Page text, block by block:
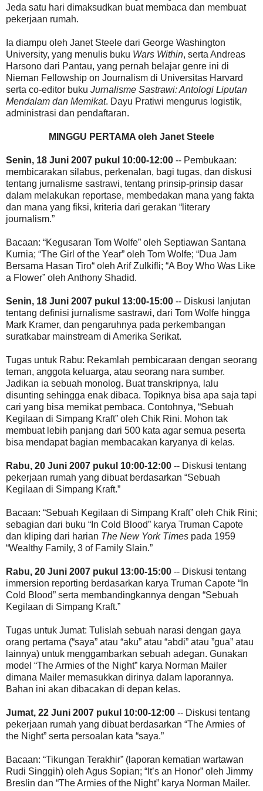
Jeda satu hari dimaksudkan buat membaca dan membuat
pekerjaan rumah.
Ia diampu oleh Janet Steele dari George Washington
University, yang menulis buku Wars Within, serta Andreas
Harsono dari Pantau, yang pernah belajar genre ini di
Nieman Fellowship on Journalism di Universitas Harvard
serta co-editor buku Jurnalisme Sastrawi: Antologi Liputan
Mendalam dan Memikat. Dayu Pratiwi mengurus logistik,
administrasi dan pendaftaran.
MINGGU PERTAMA oleh Janet Steele
Senin, 18 Juni 2007 pukul 10:00-12:00 -- Pembukaan:
membicarakan silabus, perkenalan, bagi tugas, dan diskusi
tentang jurnalisme sastrawi, tentang prinsip-prinsip dasar
dalam melakukan reportase, membedakan mana yang fakta
dan mana yang fiksi, kriteria dari gerakan “literary
journalism.”
Bacaan: “Kegusaran Tom Wolfe” oleh Septiawan Santana
Kurnia; “The Girl of the Year” oleh Tom Wolfe; “Dua Jam
Bersama Hasan Tiro“ oleh Arif Zulkifli; “A Boy Who Was Like
a Flower” oleh Anthony Shadid.
Senin, 18 Juni 2007 pukul 13:00-15:00 -- Diskusi lanjutan
tentang definisi jurnalisme sastrawi, dari Tom Wolfe hingga
Mark Kramer, dan pengaruhnya pada perkembangan
suratkabar mainstream di Amerika Serikat.
Tugas untuk Rabu: Rekamlah pembicaraan dengan seorang
teman, anggota keluarga, atau seorang nara sumber.
Jadikan ia sebuah monolog. Buat transkripnya, lalu
disunting sehingga enak dibaca. Topiknya bisa apa saja tapi
cari yang bisa memikat pembaca. Contohnya, “Sebuah
Kegilaan di Simpang Kraft” oleh Chik Rini. Mohon tak
membuat lebih panjang dari 500 kata agar semua peserta
bisa mendapat bagian membacakan karyanya di kelas.
Rabu, 20 Juni 2007 pukul 10:00-12:00 -- Diskusi tentang
pekerjaan rumah yang dibuat berdasarkan “Sebuah
Kegilaan di Simpang Kraft.”
Bacaan: “Sebuah Kegilaan di Simpang Kraft” oleh Chik Rini;
sebagian dari buku “In Cold Blood” karya Truman Capote
dan kliping dari harian The New York Times pada 1959
“Wealthy Family, 3 of Family Slain.”
Rabu, 20 Juni 2007 pukul 13:00-15:00 -- Diskusi tentang
immersion reporting berdasarkan karya Truman Capote “In
Cold Blood” serta membandingkannya dengan “Sebuah
Kegilaan di Simpang Kraft.”
Tugas untuk Jumat: Tulislah sebuah narasi dengan gaya
orang pertama (“saya” atau “aku” atau “abdi” atau ”gua” atau
lainnya) untuk menggambarkan sebuah adegan. Gunakan
model “The Armies of the Night” karya Norman Mailer
dimana Mailer memasukkan dirinya dalam laporannya.
Bahan ini akan dibacakan di depan kelas.
Jumat, 22 Juni 2007 pukul 10:00-12:00 -- Diskusi tentang
pekerjaan rumah yang dibuat berdasarkan “The Armies of
the Night” serta persoalan kata “saya.”
Bacaan: “Tikungan Terakhir” (laporan kematian wartawan
Rudi Singgih) oleh Agus Sopian; “It’s an Honor” oleh Jimmy
Breslin dan “The Armies of the Night” karya Norman Mailer.